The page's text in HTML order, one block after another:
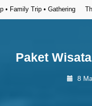
Trip • Gathering The
Paket
8